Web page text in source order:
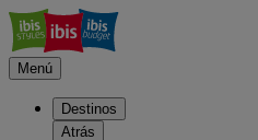
Menú
Destinos
Atrás